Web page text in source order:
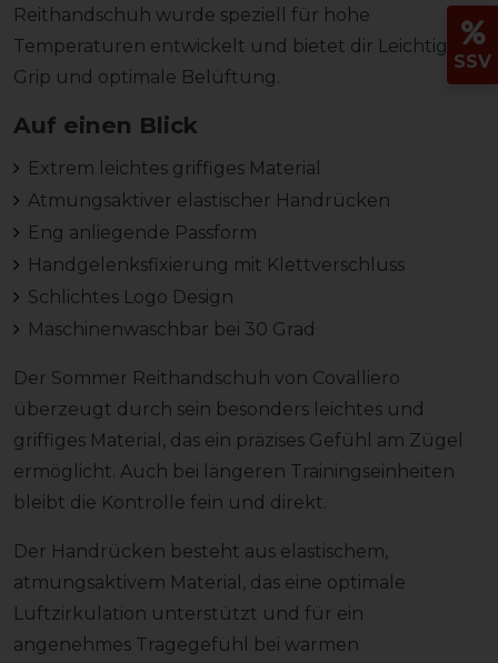
Reithandschuh wurde speziell für hohe
Temperaturen entwickelt und bietet dir Leichtigkeit,
Grip und optimale Belüftung.
Auf einen Blick
Extrem leichtes griffiges Material
Atmungsaktiver elastischer Handrücken
Eng anliegende Passform
Handgelenksfixierung mit Klettverschluss
Schlichtes Logo Design
Maschinenwaschbar bei 30 Grad
Der Sommer Reithandschuh von Covalliero
überzeugt durch sein besonders leichtes und
griffiges Material, das ein präzises Gefühl am Zügel
ermöglicht. Auch bei längeren Trainingseinheiten
bleibt die Kontrolle fein und direkt.
Der Handrücken besteht aus elastischem,
atmungsaktivem Material, das eine optimale
Luftzirkulation unterstützt und für ein
angenehmes Tragegefühl bei warmen
SSV